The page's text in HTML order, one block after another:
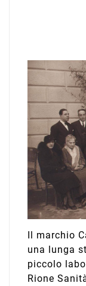
Il marchio
una lunga
piccolo
Rione